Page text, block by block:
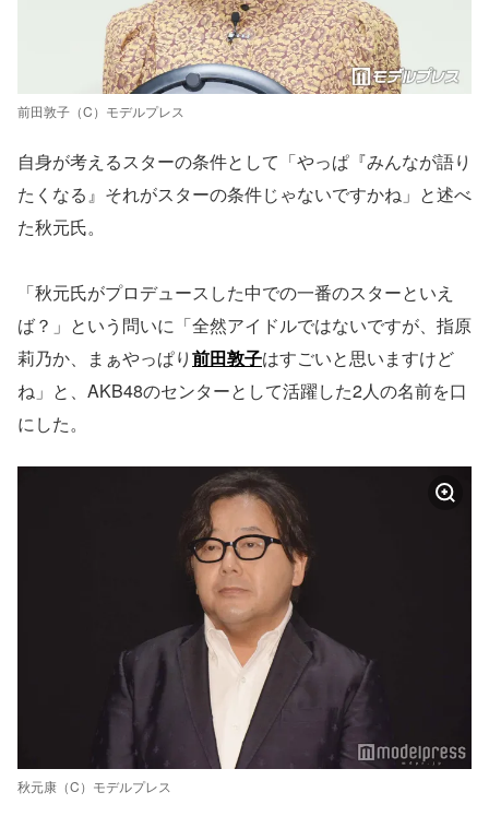
前田敦子（C）モデルプレス
自身が考えるスターの条件として「やっぱ『みんなが語り
たくなる』それがスターの条件じゃないですかね」と述べ
た秋元氏。
「秋元氏がプロデュースした中での一番のスターといえ
ば？」という問いに「全然アイドルではないですが、指原
莉乃か、まぁやっぱり前田敦子はすごいと思いますけど
ね」と、AKB48のセンターとして活躍した2人の名前を口
にした。
秋元康（C）モデルプレス